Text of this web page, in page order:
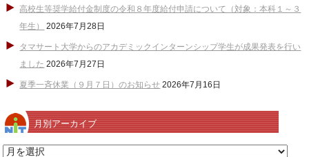
高校生等奨学給付金制度の令和８年度給付申請について（対象：本科１～３
年生）
2026年7月28日
タマサート大学からのアカデミックインターンシップ学生が成果発表を行い
ました 2026年7月27日
夏季一斉休業（９月７日）のお知らせ 2026年7月16日
月別アーカイブ
月